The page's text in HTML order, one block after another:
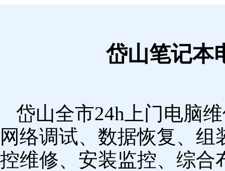
岱山笔记本
岱山全市24h上门电脑
网络调试、数据恢复、
控维修、安装监控、综合